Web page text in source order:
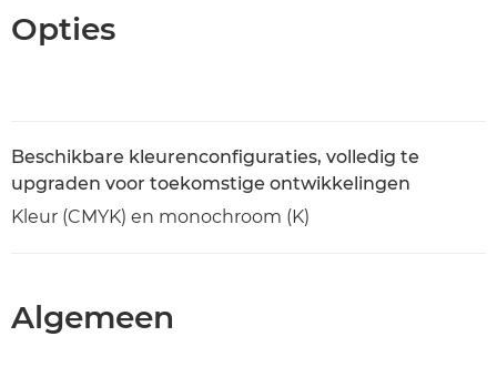
Opties
Beschikbare kleurenconfiguraties, volledig te
upgraden voor toekomstige ontwikkelingen
Kleur (CMYK) en monochroom (K)
Algemeen